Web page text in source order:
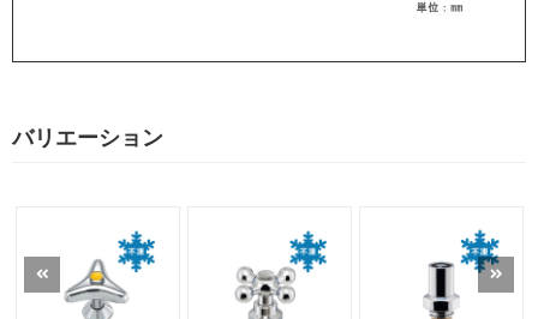
バリエーション